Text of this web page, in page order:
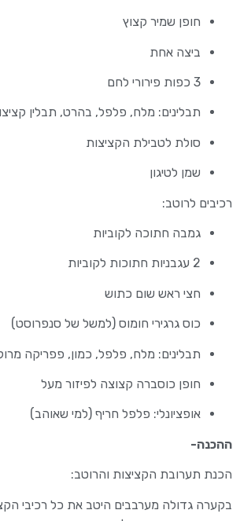
חופן שמיר קצוץ
ביצה אחת
3 כפות פירורי לחם
תבלינים: מלח, פלפל, בהרט, תבלין
סולת לטבילת הקציצות
שמן לטיגון
רכיבים לרוטב:
גמבה חתוכה לקוביות
2 עגבניות חתוכות לקוביות
חצי ראש שום כתוש
כוס גרגירי חומוס (למשל של סנפרוסט)
תבלינים: מלח, פלפל, כמון, פפריקה
חופן כוסברה קצוצה לפיזור מעל
אופציונלי: פלפל חריף (למי שאוהב)
ההכנה-
הכנת תערובת הקציצות והרוטב:
בקערה גדולה מערבבים היטב את כל רכיבי